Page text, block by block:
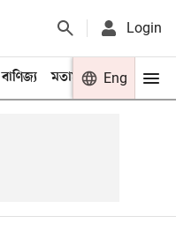
Login
বাণিজ্য মতামত খেলা
Eng